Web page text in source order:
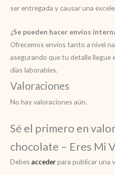
ser entregada y causar una
¿Se pueden hacer envíos
Ofrecemos envíos tanto a nivel
asegurando que tu detalle llegue
días laborables.
Valoraciones
No hay valoraciones aún.
Sé el primero en
chocolate – Eres Mi
Debes accederpara publicar una